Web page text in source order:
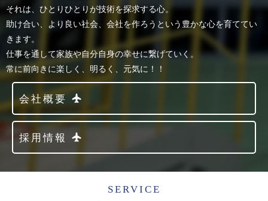
それは、ひとりひとりが技術を探求する心。
助け合い、より良い社会、会社を作ろうという豊かな心を育ててい
きます。
仕事を通して家族や自分自身の幸せに繋げていく。
常に前向きに楽しく、明るく、元気に！！
会社概要
採用情報
SERVICE